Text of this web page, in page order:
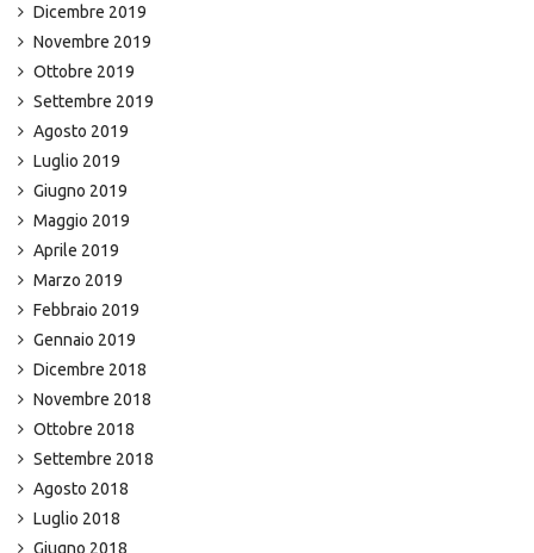
Dicembre 2019
Novembre 2019
Ottobre 2019
Settembre 2019
Agosto 2019
Luglio 2019
Giugno 2019
Maggio 2019
Aprile 2019
Marzo 2019
Febbraio 2019
Gennaio 2019
Dicembre 2018
Novembre 2018
Ottobre 2018
Settembre 2018
Agosto 2018
Luglio 2018
Giugno 2018